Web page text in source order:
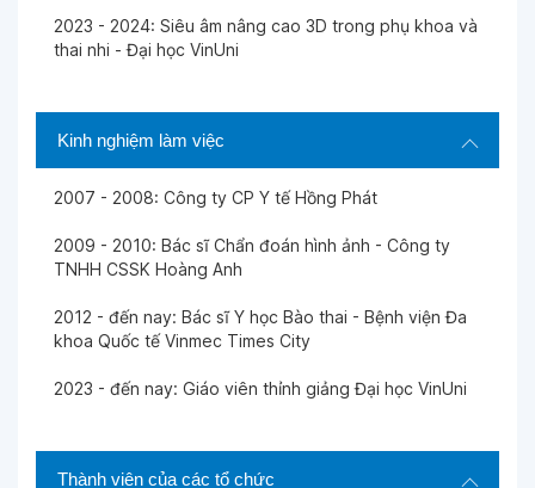
2023 - 2024: Siêu âm nâng cao 3D trong phụ khoa và
thai nhi - Đại học VinUni
Kinh nghiệm làm việc
2007 - 2008: Công ty CP Y tế Hồng Phát
2009 - 2010: Bác sĩ Chẩn đoán hình ảnh - Công ty
TNHH CSSK Hoàng Anh
2012 - đến nay: Bác sĩ Y học Bào thai - Bệnh viện Đa
khoa Quốc tế Vinmec Times City
2023 - đến nay: Giáo viên thỉnh giảng Đại học VinUni
Thành viên của các tổ chức